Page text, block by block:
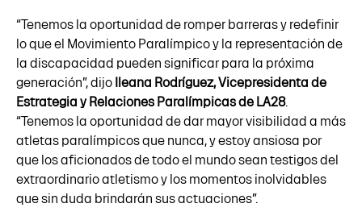
“Tenemos la oportunidad de romper barreras y redefinir
lo que el Movimiento Paralímpico y la representación de
la discapacidad pueden significar para la próxima
generación”, dijo
Ileana Rodríguez, Vicepresidenta de
Estrategia y Relaciones Paralímpicas de LA28.
“Tenemos la oportunidad de dar mayor visibilidad a más
atletas paralímpicos que nunca, y estoy ansiosa por
que los aficionados de todo el mundo sean testigos del
extraordinario atletismo y los momentos inolvidables
que sin duda brindarán sus actuaciones”.